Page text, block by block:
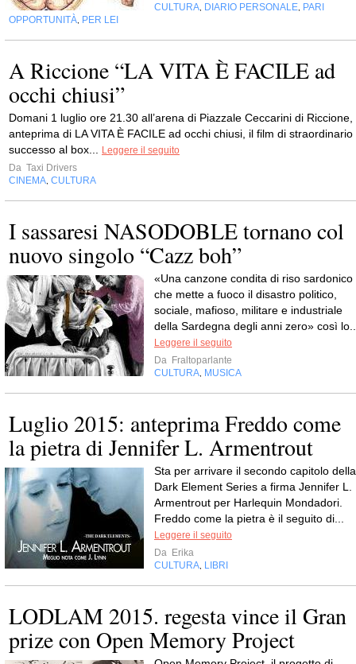
CULTURA DIARIO PERSONALE PARI
OPPORTUNITÀ PER LEI
A Riccione “LA VITA È FACILE ad
occhi chiusi”
Domani 1 luglio ore 21.30 all’arena di Piazzale Ceccarini di Riccione,
anteprima di LA VITA È FACILE ad occhi chiusi, il film di straordinario
successo al box...
Leggere il seguito
Da Taxi Drivers
CINEMA CULTURA
I sassaresi NASODOBLE tornano col
nuovo singolo “Cazz boh”
«Una canzone condita di riso sardonico
che mette a fuoco il disastro politico,
sociale, mafioso, militare e industriale
della Sardegna degli anni zero» così
Leggere il seguito
Da Fraltoparlante
CULTURA MUSICA
Luglio 2015: anteprima Freddo come
la pietra di Jennifer L. Armentrout
Sta per arrivare il secondo capitolo della
Dark Element Series a firma Jennifer L.
Armentrout per Harlequin Mondadori.
Freddo come la pietra è il seguito di...
Leggere il seguito
Da Erika
CULTURA LIBRI
LODLAM 2015. regesta vince il Gran
prize con Open Memory Project